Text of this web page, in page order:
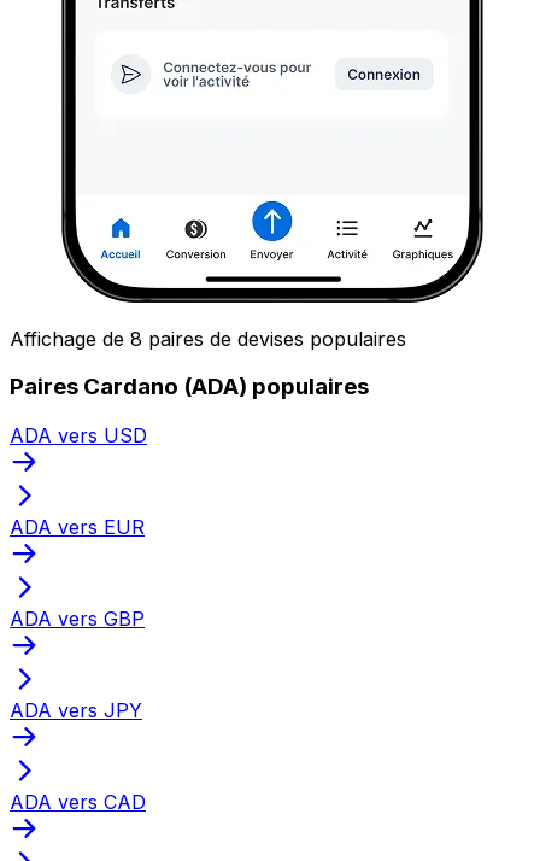
Affichage de 8 paires de devises populaires
Paires Cardano (ADA) populaires
ADA vers USD
ADA vers EUR
ADA vers GBP
ADA vers JPY
ADA vers CAD